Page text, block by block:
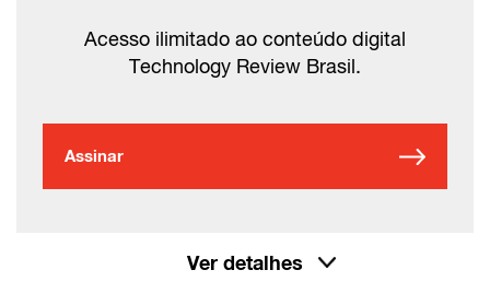
Acesso ilimitado ao conteúdo digital
Technology Review Brasil.
Assinar
Ver detalhes